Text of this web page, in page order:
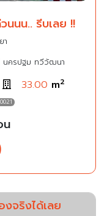
นนน.. รีบเลย !!
า
นครปฐม ทวีวัฒนา
33.00 m2
น
จริงได้เลย